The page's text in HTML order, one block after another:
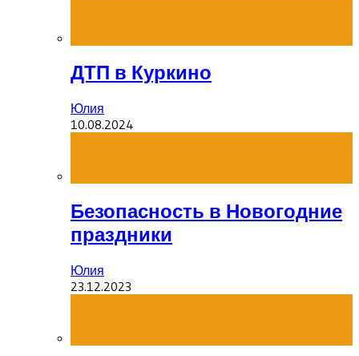
ДТП в Куркино
Юлия
10.08.2024
Безопасность в Новогодние
праздники
Юлия
23.12.2023